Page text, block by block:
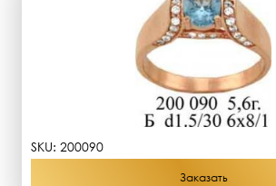
SKU: 200090
Заказать